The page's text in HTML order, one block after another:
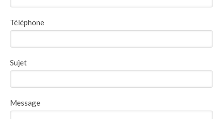
Téléphone
Sujet
Message